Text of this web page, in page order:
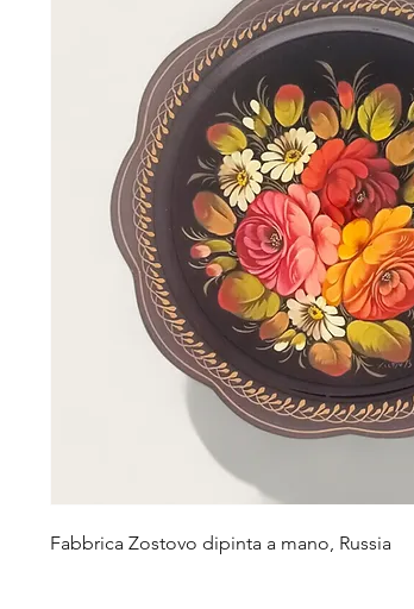
Fabbrica Zostovo dipinta a mano, Russia